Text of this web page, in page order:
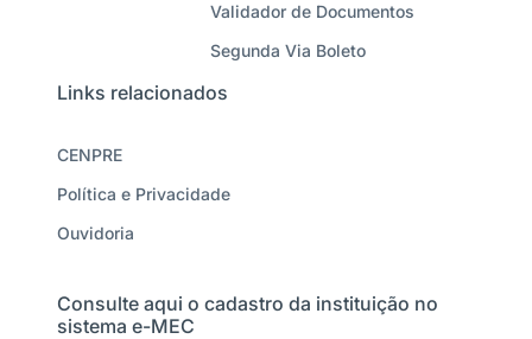
Validador de Documentos
Segunda Via Boleto
Links relacionados
CENPRE
Política e Privacidade
Ouvidoria
Consulte aqui o cadastro da instituição no
sistema e-MEC